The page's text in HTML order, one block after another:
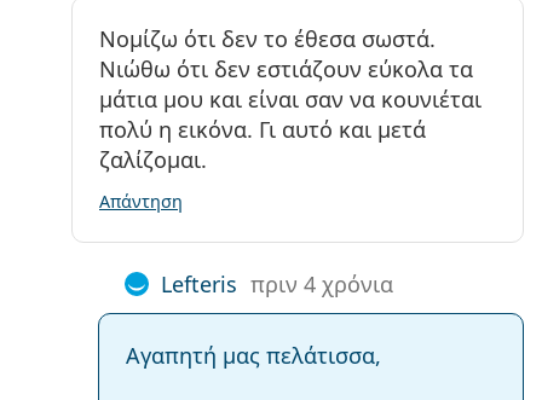
Νομίζω ότι δεν το έθεσα σωστά.
Νιώθω ότι δεν εστιάζουν εύκολα τα
μάτια μου και είναι σαν να κουνιέται
πολύ η εικόνα. Γι αυτό και μετά
ζαλίζομαι.
Απάντηση
Lefteris πριν 4 χρόνια
Αγαπητή μας πελάτισσα,